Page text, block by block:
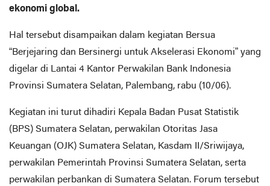
ekonomi global.
Hal tersebut disampaikan dalam kegiatan Bersua
“Berjejaring dan Bersinergi untuk Akselerasi Ekonomi” yang
digelar di Lantai 4 Kantor Perwakilan Bank Indonesia
Provinsi Sumatera Selatan, Palembang, rabu (10/06).
Kegiatan ini turut dihadiri Kepala Badan Pusat Statistik
(BPS) Sumatera Selatan, perwakilan Otoritas Jasa
Keuangan (OJK) Sumatera Selatan, Kasdam II/Sriwijaya,
perwakilan Pemerintah Provinsi Sumatera Selatan, serta
perwakilan perbankan di Sumatera Selatan. Forum tersebut